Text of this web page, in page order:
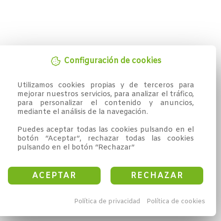
Configuración de cookies
Utilizamos cookies propias y de terceros para
mejorar nuestros servicios, para analizar el tráfico,
para personalizar el contenido y anuncios,
mediante el análisis de la navegación.
Puedes aceptar todas las cookies pulsando en el
botón “Aceptar”, rechazar todas las cookies
pulsando en el botón “Rechazar”
ACEPTAR RECHAZAR
Política de privacidad Política de cookies